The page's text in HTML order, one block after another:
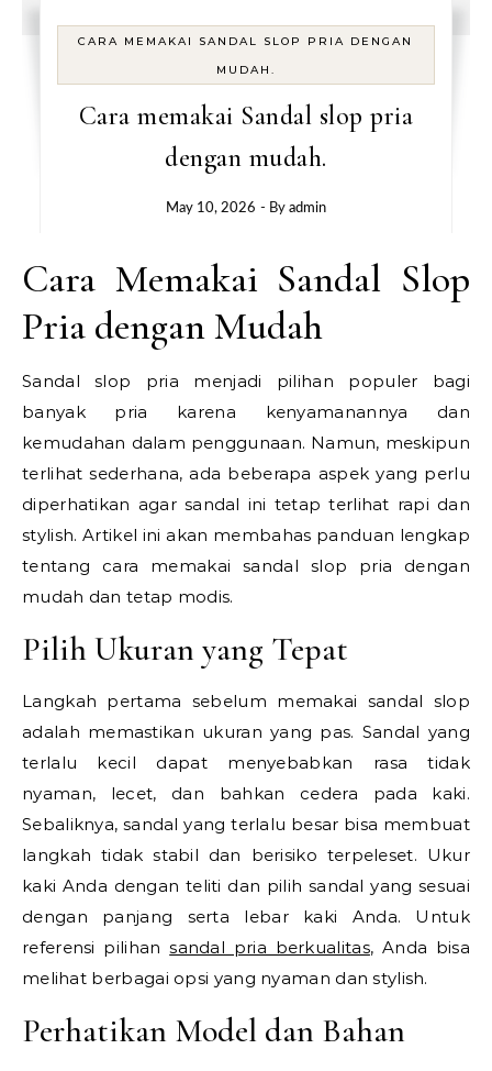
CARA MEMAKAI SANDAL SLOP PRIA DENGAN
MUDAH.
Cara memakai Sandal slop pria
dengan mudah.
May 10, 2026 - By admin
Cara Memakai Sandal Slop
Pria dengan Mudah
Sandal slop pria menjadi pilihan populer bagi
banyak pria karena kenyamanannya dan
kemudahan dalam penggunaan. Namun, meskipun
terlihat sederhana, ada beberapa aspek yang perlu
diperhatikan agar sandal ini tetap terlihat rapi dan
stylish. Artikel ini akan membahas panduan lengkap
tentang cara memakai sandal slop pria dengan
mudah dan tetap modis.
Pilih Ukuran yang Tepat
Langkah pertama sebelum memakai sandal slop
adalah memastikan ukuran yang pas. Sandal yang
terlalu kecil dapat menyebabkan rasa tidak
nyaman, lecet, dan bahkan cedera pada kaki.
Sebaliknya, sandal yang terlalu besar bisa membuat
langkah tidak stabil dan berisiko terpeleset. Ukur
kaki Anda dengan teliti dan pilih sandal yang sesuai
dengan panjang serta lebar kaki Anda. Untuk
referensi pilihansandal pria berkualitas, Anda bisa
melihat berbagai opsi yang nyaman dan stylish.
Perhatikan Model dan Bahan